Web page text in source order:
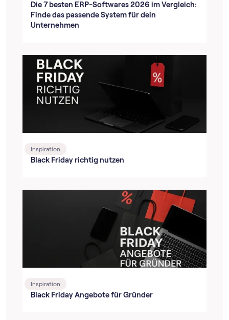
Die 7 besten ERP-Softwares 2026 im Vergleich:
Finde das passende System für dein
Unternehmen
Inspiration
Black Friday richtig nutzen
Inspiration
Black Friday Angebote für Gründer